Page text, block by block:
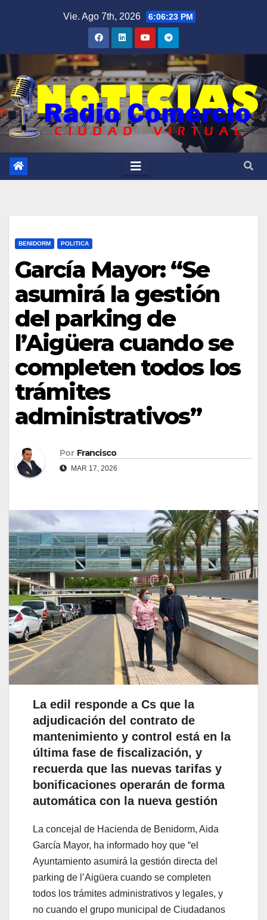
Vie. Ago 7th, 2026 6:06:25 PM
BENIDORM POLITICA
García Mayor: “Se
asumirá la gestión
del parking de
l’Aigüera cuando se
completen todos los
trámites
administrativos”
Por Francisco
MAR 17, 2026
La edil responde a Cs que la
adjudicación del contrato de
mantenimiento y control está en la
última fase de fiscalización, y
recuerda que las nuevas tarifas y
bonificaciones operarán de forma
automática con la nueva gestión
La concejal de Hacienda de Benidorm, Aida
García Mayor, ha informado hoy que “el
Ayuntamiento asumirá la gestión directa del
parking de l’Aigüera cuando se completen
todos los trámites administrativos y legales, y
no cuando el grupo municipal de Ciudadanos